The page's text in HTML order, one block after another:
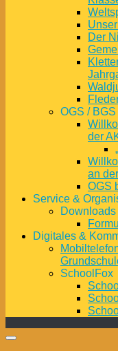
Der
OGS / BGS
der
an
OGS
Service &
Downloads
Digitales &
SchoolFox